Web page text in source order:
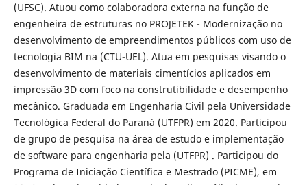
(UFSC). Atuou como colaboradora externa na função de
engenheira de estruturas no PROJETEK - Modernização no
desenvolvimento de empreendimentos públicos com uso de
tecnologia BIM na (CTU-UEL). Atua em pesquisas visando o
desenvolvimento de materiais cimentícios aplicados em
impressão 3D com foco na construtibilidade e desempenho
mecânico. Graduada em Engenharia Civil pela Universidade
Tecnológica Federal do Paraná (UTFPR) em 2020. Participou
de grupo de pesquisa na área de estudo e implementação
de software para engenharia pela (UTFPR) . Participou do
Programa de Iniciação Científica e Mestrado (PICME), em